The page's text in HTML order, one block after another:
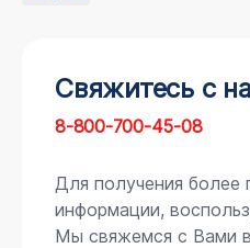
Свяжитесь с
8-800-700-45-08
Для получения более
информации,
Мы свяжемся с Вами